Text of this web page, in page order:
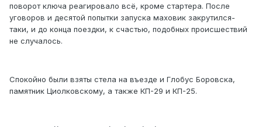
поворот ключа реагировало всё, кроме стартера. После
уговоров и десятой попытки запуска маховик закрутился-
таки, и до конца поездки, к счастью, подобных происшествий
не случалось.
Спокойно были взяты стела на въезде и Глобус Боровска,
памятник Циолковскому, а также КП-29 и КП-25.